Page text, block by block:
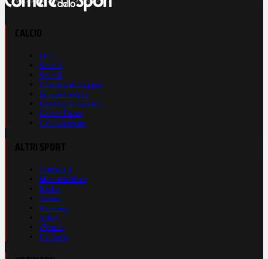
Live
Serie A
Serie B
Champions League
Europa League
Conference League
Calcio Estero
Calciomercato
Formula 1
Motomondiale
Basket
Tennis
Running
Volley
eSports
Ciclismo